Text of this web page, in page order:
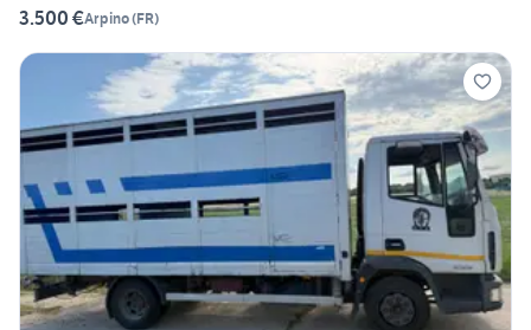
3.500 €Arpino(FR)